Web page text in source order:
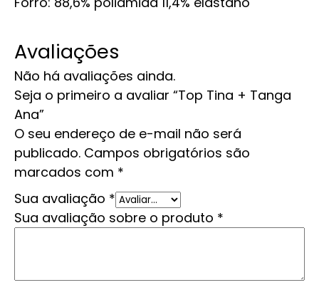
Avaliações
Não há avaliações ainda.
Seja o primeiro a avaliar “Top Tina + Tanga
Ana”
O seu endereço de e-mail não será
publicado. Campos obrigatórios são
marcados com *
Sua avaliação *
Sua avaliação sobre o produto *